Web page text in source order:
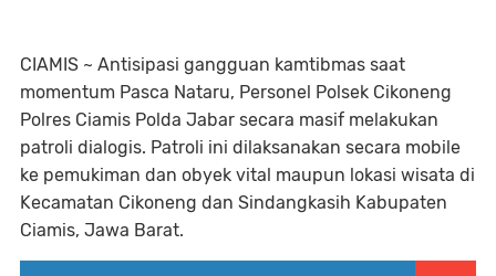
CIAMIS ~ Antisipasi gangguan kamtibmas saat
momentum Pasca Nataru, Personel Polsek Cikoneng
Polres Ciamis Polda Jabar secara masif melakukan
patroli dialogis. Patroli ini dilaksanakan secara mobile
ke pemukiman dan obyek vital maupun lokasi wisata di
Kecamatan Cikoneng dan Sindangkasih Kabupaten
Ciamis, Jawa Barat.